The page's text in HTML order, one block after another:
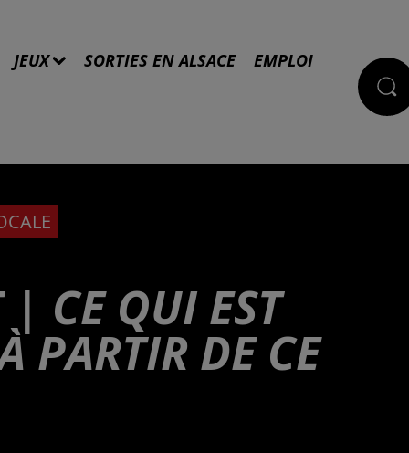
JEUX SORTIES EN ALSACE EMPLOI
CE QUI EST
PARTIR DE CE